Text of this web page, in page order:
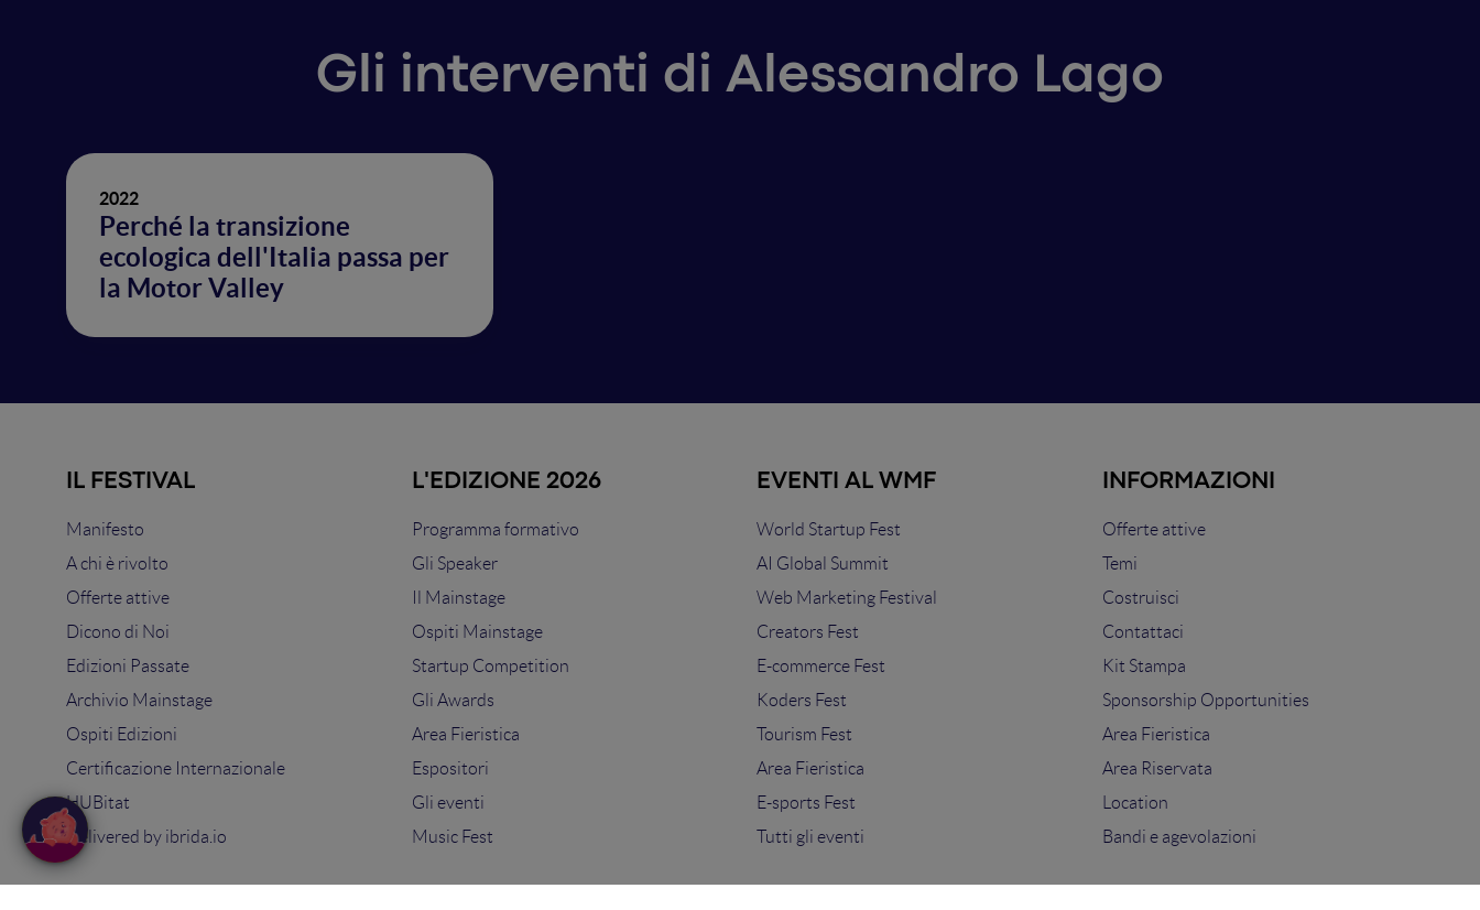
Gli interventi di Alessandro Lago
2022
Perché la transizione
ecologica dell'Italia passa per
la Motor Valley
IL FESTIVAL
Manifesto
A chi è rivolto
Offerte attive
Dicono di Noi
Edizioni Passate
Archivio Mainstage
Ospiti Edizioni
Certificazione Internazionale
HUBitat
Delivered by ibrida.io
L'EDIZIONE 2026
Programma formativo
Gli Speaker
Il Mainstage
Ospiti Mainstage
Startup Competition
Gli Awards
Area Fieristica
Espositori
Gli eventi
Music Fest
EVENTI AL WMF
World Startup Fest
AI Global Summit
Web Marketing Festival
Creators Fest
E-commerce Fest
Koders Fest
Tourism Fest
Area Fieristica
E-sports Fest
Tutti gli eventi
INFORMAZIONI
Offerte attive
Temi
Costruisci
Contattaci
Kit Stampa
Sponsorship Opportunities
Area Fieristica
Area Riservata
Location
Bandi e agevolazioni